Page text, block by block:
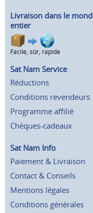
Livraison dans le
entier
Facile, sûr, rapide
Sat Nam Service
Réductions
Conditions revendeurs
Programme affilié
Chèques-cadeaux
Sat Nam Info
Paiement & Livraison
Contact & Conseils
Mentions légales
Conditions générales